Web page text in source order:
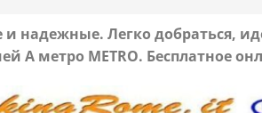
и надежные. Легко добраться,
А метро METRO. Бесплатное